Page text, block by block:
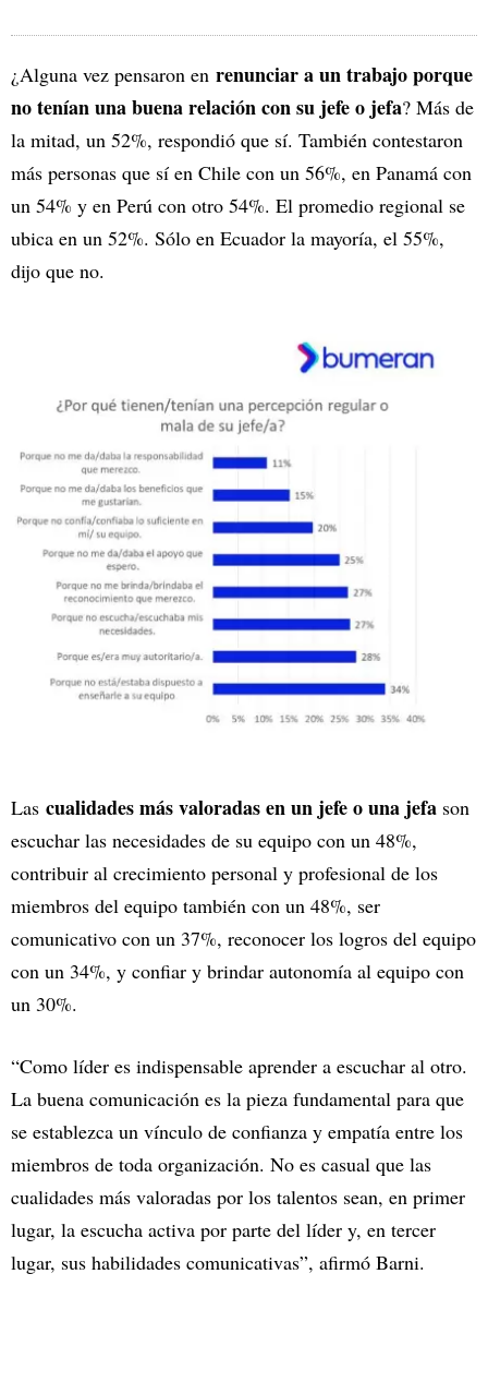
¿Alguna vez pensaron en renunciar a un trabajo porque
no tenían una buena relación con su jefe o jefa? Más de
la mitad, un 52%, respondió que sí. También contestaron
más personas que sí en Chile con un 56%, en Panamá con
un 54% y en Perú con otro 54%. El promedio regional se
ubica en un 52%. Sólo en Ecuador la mayoría, el 55%,
dijo que no.
Las cualidades más valoradas en un jefe o una jefa son
escuchar las necesidades de su equipo con un 48%,
contribuir al crecimiento personal y profesional de los
miembros del equipo también con un 48%, ser
comunicativo con un 37%, reconocer los logros del equipo
con un 34%, y confiar y brindar autonomía al equipo con
un 30%.
“Como líder es indispensable aprender a escuchar al otro.
La buena comunicación es la pieza fundamental para que
se establezca un vínculo de confianza y empatía entre los
miembros de toda organización. No es casual que las
cualidades más valoradas por los talentos sean, en primer
lugar, la escucha activa por parte del líder y, en tercer
lugar, sus habilidades comunicativas”, afirmó Barni.